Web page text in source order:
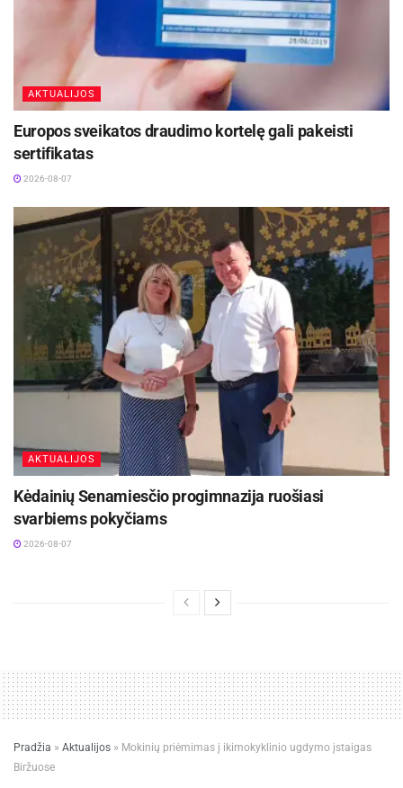
AKTUALIJOS
Europos sveikatos draudimo kortelę gali pakeisti
sertifikatas
2026-08-07
AKTUALIJOS
Kėdainių Senamiesčio progimnazija ruošiasi
svarbiems pokyčiams
2026-08-07
Pradžia » Aktualijos » Mokinių priėmimas į ikimokyklinio ugdymo įstaigas
Biržuose